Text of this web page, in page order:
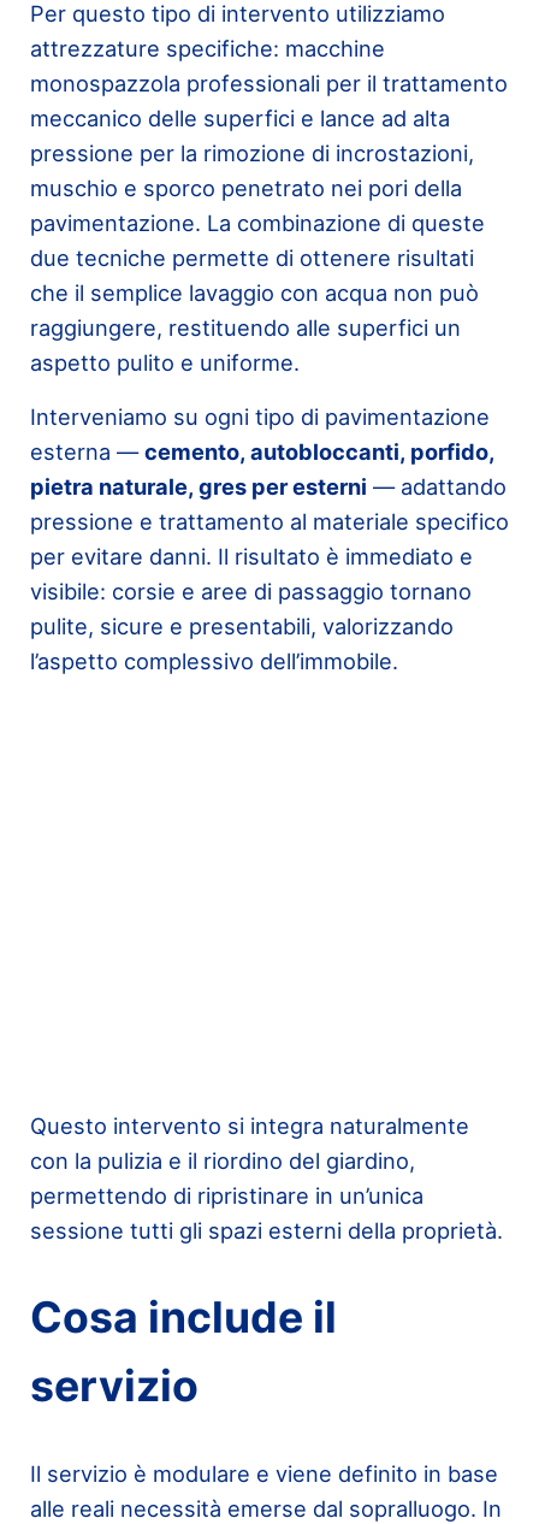
Per questo tipo di intervento utilizziamo
attrezzature specifiche: macchine
monospazzola professionali per il trattamento
meccanico delle superfici e lance ad alta
pressione per la rimozione di incrostazioni,
muschio e sporco penetrato nei pori della
pavimentazione. La combinazione di queste
due tecniche permette di ottenere risultati
che il semplice lavaggio con acqua non può
raggiungere, restituendo alle superfici un
aspetto pulito e uniforme.
Interveniamo su ogni tipo di pavimentazione
esterna —cemento, autobloccanti, porfido,
pietra naturale, gres per esterni — adattando
pressione e trattamento al materiale specifico
per evitare danni. Il risultato è immediato e
visibile: corsie e aree di passaggio tornano
pulite, sicure e presentabili, valorizzando
l’aspetto complessivo dell’immobile.
Questo intervento si integra naturalmente
con la pulizia e il riordino del giardino,
permettendo di ripristinare in un’unica
sessione tutti gli spazi esterni della proprietà.
Cosa include il
servizio
Il servizio è modulare e viene definito in base
alle reali necessità emerse dal sopralluogo. In